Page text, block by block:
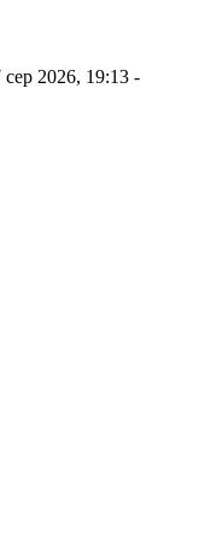
сер 2026, 19:13 -